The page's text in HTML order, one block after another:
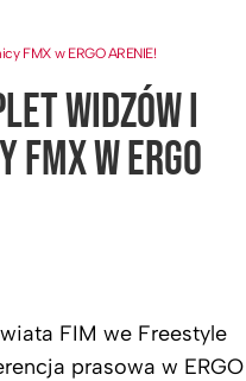
FMX w ERGO ARENIE!
WIDZÓW I
FMX W ERGO
FIM we Freestyle
prasowa w ERGO